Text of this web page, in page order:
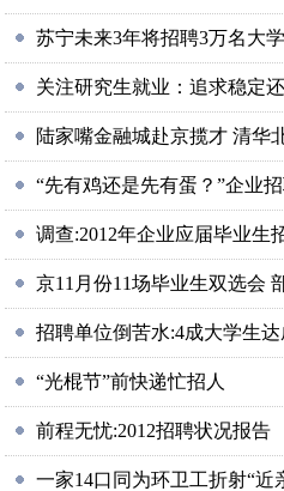
苏宁未来3年将招聘3万名大
关注研究生就业：追求稳定
陆家嘴金融城赴京揽才 清华
“先有鸡还是先有蛋？”企业
调查:2012年企业应届毕业生
京11月份11场毕业生双选会
招聘单位倒苦水:4成大学生
“光棍节”前快递忙招人
前程无忧:2012招聘状况报告
一家14口同为环卫工折射“近